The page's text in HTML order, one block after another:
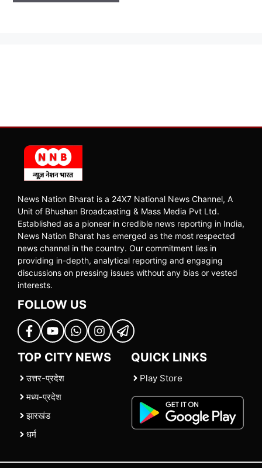
News Nation Bharat is a 24X7 National News Channel, A
Unit of Bhushan Broadcasting & Mass Media Pvt Ltd.
Established as a pioneer in credible news reporting in India,
News Nation Bharat has emerged as the most respected
news channel in the country. Our commitment lies in
providing in-depth, analytical reporting and engaging
discussions on pressing issues without any bias or vested
interests.
FOLLOW US
TOP CITY NEWS
उत्तर-प्रदेश
मध्य-प्रदेश
झारखंड
धर्म
QUICK LINKS
Play Store